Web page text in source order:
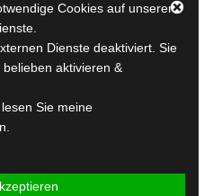
since 1990
Cookies auf unserer
Dienste deaktiviert. Sie
aktivieren &
Sie meine